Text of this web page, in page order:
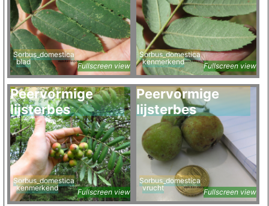
Sorbus_domestica
blad
Fullscreen view
Sorbus_domestica
kenmerkend
Fullscreen view
Peervormige
lijsterbes
Sorbus_domestica
kenmerkend
Fullscreen view
Peervormige
lijsterbes
Sorbus_domestica
vrucht
Fullscreen view